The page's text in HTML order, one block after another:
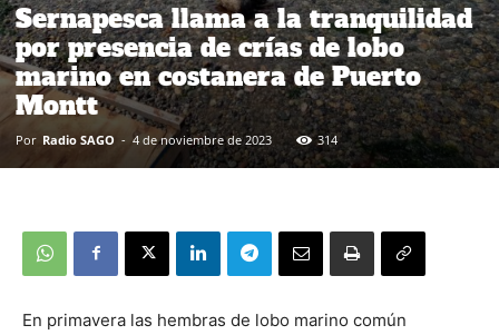
Sernapesca llama a la tranquilidad
por presencia de crías de lobo
marino en costanera de Puerto
Montt
Por Radio SAGO - 4 de noviembre de 2023 314
En primavera las hembras de lobo marino común